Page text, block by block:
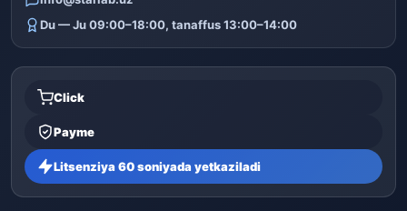
Du — Ju 09:00–18:00, tanaffus 13:00–14:00
Click
Payme
Litsenziya 60 soniyada yetkaziladi